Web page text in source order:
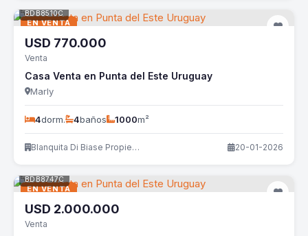
EN VENTA
BDB8510C
USD 770.000
Venta
Casa Venta en Punta del Este Uruguay
Marly
4dorm. 4baños 1000m²
Blanquita Di Biase Propiedades 20-01-2026
EN VENTA
BDB8747C
USD 2.000.000
Venta